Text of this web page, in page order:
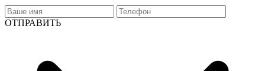
ОТПРАВИТЬ